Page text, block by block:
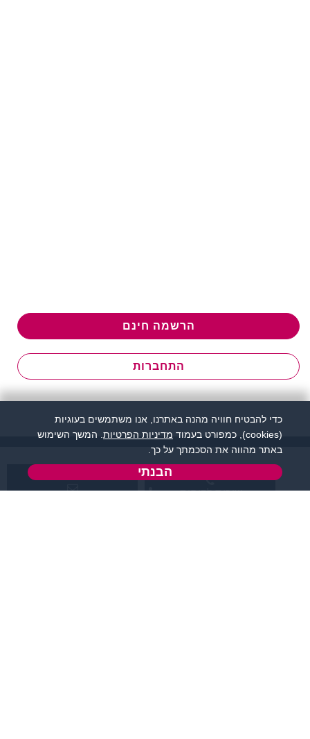
הרשמה חינם
התחברות
שירות לקוחות:
כדי להבטיח חוויה מהנה באתרנו, אנו משתמשים בעוגיות
(cookies), כמפורט בעמוד
מדיניות הפרטיות . המשך השימוש
באתר מהווה את הסכמתך על כך.
הבנתי